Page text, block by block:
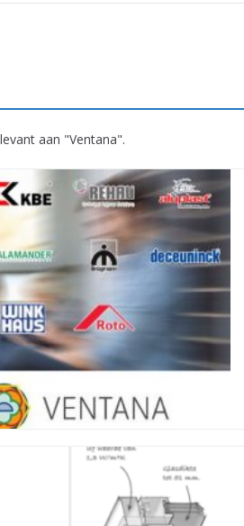
aan "Ventana".